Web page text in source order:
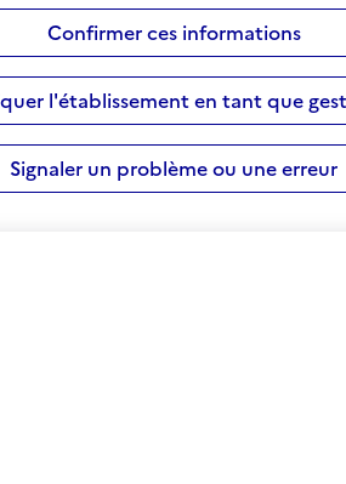
Confirmer ces informations
l'établissement en tant que
Signaler un problème ou une erreur